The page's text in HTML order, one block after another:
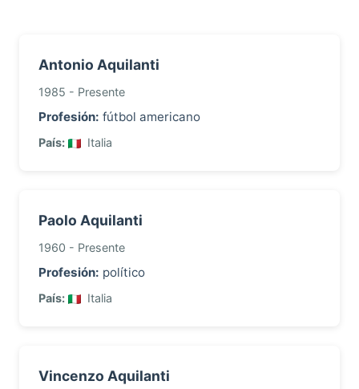
Antonio Aquilanti
1985 - Presente
Profesión: fútbol americano
País: Italia
Paolo Aquilanti
1960 - Presente
Profesión: político
País: Italia
Vincenzo Aquilanti